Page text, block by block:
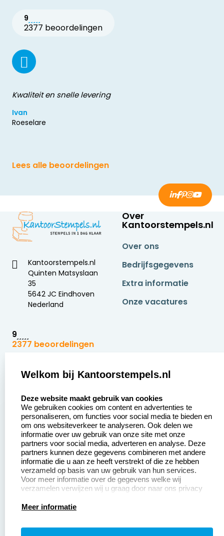
9
2377 beoordelingen
Kwaliteit en snelle levering
Ivan
Roeselare
Lees alle beoordelingen
Kantoorstempels.nl
Quinten Matsyslaan
35
5642 JC Eindhoven
Nederland
9
2377 beoordelingen
Over
Kantoorstempels.nl
Over ons
Bedrijfsgegevens
Extra informatie
Onze vacatures
Zakelijk:
Aanvraag op maat
Betaling &
Verzending
Wederverkoper
worden
Sale
Klantenservice:
Contact opnemen
Veel gestelde vragen
Retourneren
Herroepingsrecht
Productinformatie:
Instructiepagina
Welkom bij Kantoorstempels.nl
Deze website maakt gebruik van cookies
We gebruiken cookies om content en advertenties te
personaliseren, om functies voor social media te bieden en
om ons websiteverkeer te analyseren. Ook delen we
informatie over uw gebruik van onze site met onze
partners voor social media, adverteren en analyse. Deze
partners kunnen deze gegevens combineren met andere
informatie die u aan ze heeft verstrekt of die ze hebben
verzameld op basis van uw gebruik van hun services.
Voor meer informatie over de gegevens welke wij
verzamelen verwijzen wij u graag door naar ons privacy
Meer informatie